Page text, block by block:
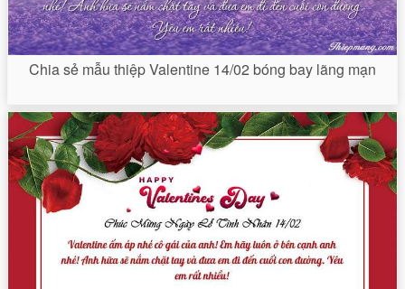
Chia sẻ mẫu thiệp Valentine 14/02 bóng bay lãng mạn